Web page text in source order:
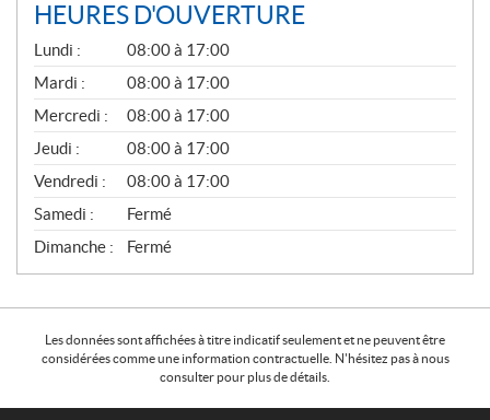
HEURES D'OUVERTURE
G
É
N
É
R
A
L
Lundi :
08:00 à 17:00
Mardi :
08:00 à 17:00
Mercredi :
08:00 à 17:00
Jeudi :
08:00 à 17:00
Vendredi :
08:00 à 17:00
Samedi :
Fermé
Dimanche :
Fermé
Les données sont affichées à titre indicatif seulement et ne peuvent être
considérées comme une information contractuelle. N'hésitez pas à nous
consulter pour plus de détails.